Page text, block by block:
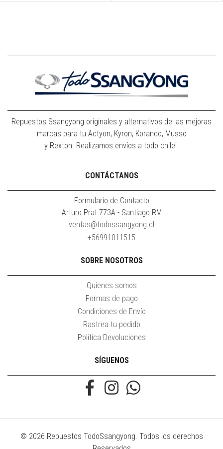
Repuestos Ssangyong originales y alternativos de las mejoras
marcas para tu Actyon, Kyron, Korando, Musso
y Rexton. Realizamos envíos a todo chile!
CONTÁCTANOS
Formulario de Contacto
Arturo Prat 773A - Santiago RM
ventas@todossangyong.cl
+56991011515
SOBRE NOSOTROS
Quienes somos
Formas de pago
Condiciones de Envío
Rastrea tu pedido
Política Devoluciones
SÍGUENOS
© 2026 Repuestos TodoSsangyong. Todos los derechos